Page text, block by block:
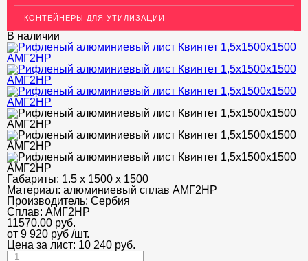
ЭЛЕКТРОДЫ
ДЕКОРАТИВНЫЙ УГОЛОК
МЕТАЛЛИЧЕСКИЕ ПОРОГИ НАПОЛЬНЫЕ (ДЛЯ ПОЛА),
РАСКЛАДКА, ПЛИНТУС
ПОТОЛКИ
АКЦИИ
НЕДОРОГОЙ МЕТАЛЛОПРОКАТ
КОНТЕЙНЕРЫ ДЛЯ УТИЛИЗАЦИИ
В наличии
Габариты: 1.5 х 1500 х 1500
Материал: алюминиевый сплав АМГ2НР
Производитель: Сербия
Сплав: АМГ2НР
11570.00 руб.
от 9 920 руб /шт.
Цена за лист: 10 240 руб.